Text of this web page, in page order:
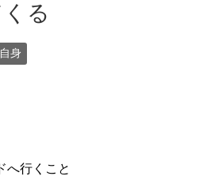
る
身
へ行くこと